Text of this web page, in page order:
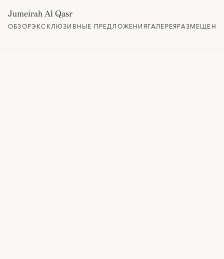
Jumeirah Al Qasr
ОБЗОРЭКСКЛЮЗИВНЫЕ ПРЕДЛОЖЕНИЯГАЛЕРЕЯ